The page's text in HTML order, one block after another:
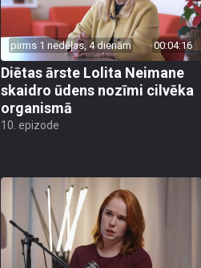
pirms 1 nedēļas, 4 dienām 00:04:16
Diētas ārste Lolita Neimane
skaidro ūdens nozīmi cilvēka
organismā
10. epizode